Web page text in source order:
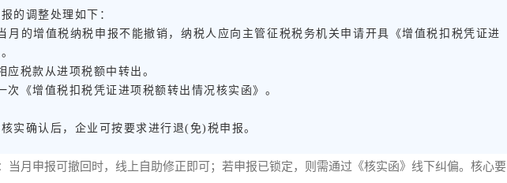
的调整处理如下：
月的增值税纳税申报不能撤销，纳税人应向主管征税税务机关申请开具《增值税扣税凭证进
应税款从进项税额中转出。
次《增值税扣税凭证进项税额转出情况核实函》。
实确认后，企业可按要求进行退(免)税申报。
当月申报可撤回时，线上自助修正即可；若申报已锁定，则需通过《核实函》线下纠偏。核心要